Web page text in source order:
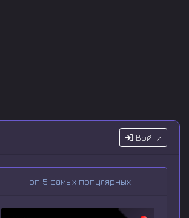
Войти
Топ 5 самых популярных